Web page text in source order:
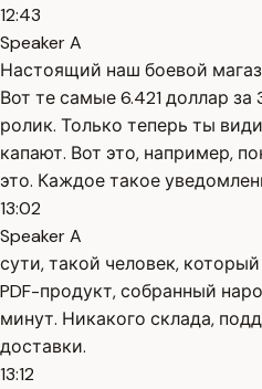
12:43
Speaker A
Настоящий наш боевой
Вот те самые 6.421 доллар
ролик. Только теперь ты
капают. Вот это, например,
это. Каждое такое
13:02
Speaker A
сути, такой человек,
PDF-продукт, собранный
минут. Никакого склада,
доставки.
13:12